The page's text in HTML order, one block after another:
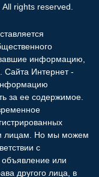
rights reserved.
информацию,
Сайта Интернет -
за ее содержимое.
лицам. Но мы можем
с
объявление или
другого лица, в